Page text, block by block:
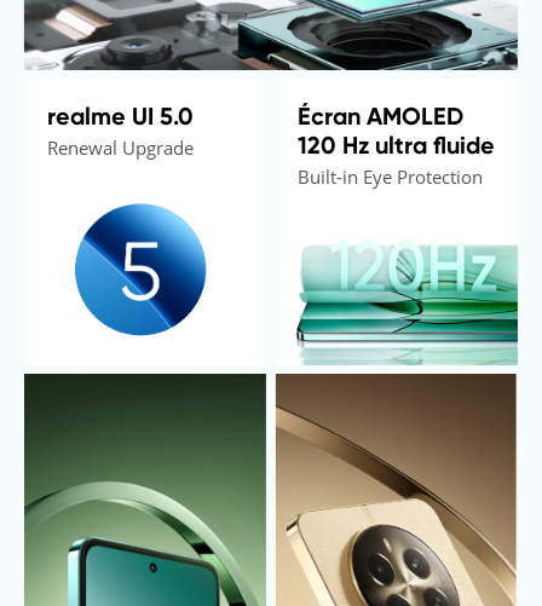
realme UI 5.0
Renewal Upgrade
Écran AMOLED
120 Hz ultra fluide
Built-in Eye Protection